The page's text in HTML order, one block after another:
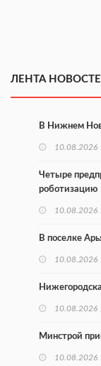
ЛЕНТА
В Нижнем
10.08.2026
Четыре
роботизацию
10.08.2026
В поселке
10.08.2026
10.08.2026
Минстрой
10.08.2026